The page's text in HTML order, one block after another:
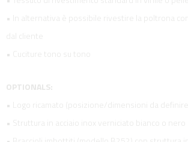
• In alternativa è possibile rivestire la poltrona
dal cliente
• Cuciture tono su tono
OPTIONALS:
• Logo ricamato (posizione/dimensioni da
• Struttura in acciaio inox verniciato bianco o nero